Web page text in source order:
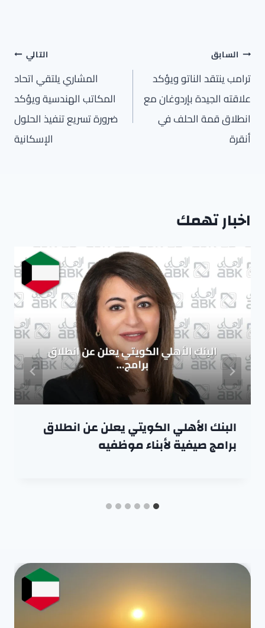
تصفّح
المقالات
السابق
ترامب ينتقد الناتو ويؤكد
علاقته الجيدة بإردوغان مع
انطلاق قمة الحلف في
أنقرة
التالي
المشاري يلتقي اتحاد
المكاتب الهندسية ويؤكد
ضرورة تسريع تنفيذ الحلول
الإسكانية
اخبار تهمك
البنك الأهلي الكويتي يعلن عن انطلاق
برامج صيفية لأبناء موظفيه